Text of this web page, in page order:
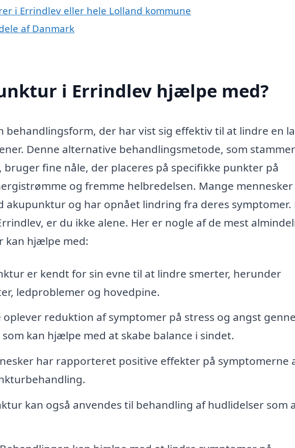
i Errindlev eller hele Lolland kommune
af Danmark
i Errindlev hjælpe med?
behandlingsform, der har vist sig effektiv til at lindre en
Denne alternative behandlingsmetode, som
fine nåle, der placeres på specifikke punkter på
og fremme helbredelsen. Mange
og har opnået lindring fra deres symptomer.
er du ikke alene. Her er nogle af de mest
kan hjælpe med:
er kendt for sin evne til at lindre smerter, herunder
ledproblemer og hovedpine.
oplever reduktion af symptomer på stress og angst
kan hjælpe med at skabe balance i sindet.
har rapporteret positive effekter på symptomerne
kan også anvendes til behandling af hudlidelser som